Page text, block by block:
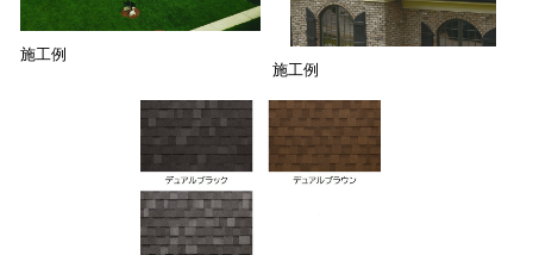
施工例
施工例